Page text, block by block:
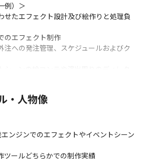
例）＞
せたエフェクト設計及び絵作りと処理負
のエフェクト制作
注への発注管理、スケジュールおよびク
外）のクオリティチェック、スケジュー
こない外注や他セクションと連携しなが
・人物像
ンジンでのエフェクトやイベントシーン
ツールどちらかでの制作実績